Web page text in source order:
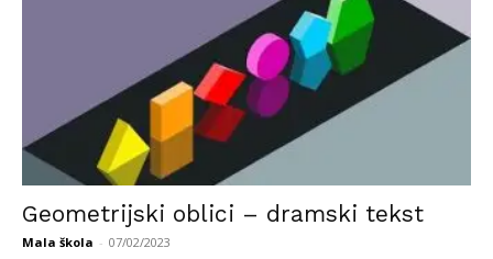
Geometrijski oblici – dramski tekst
Mala škola - 07/02/2023